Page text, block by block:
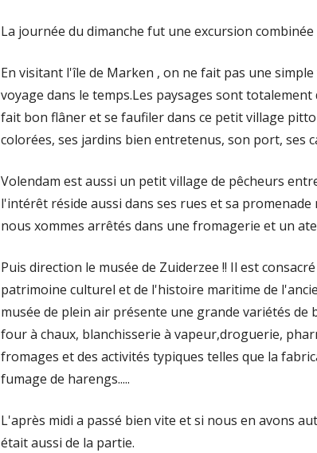
La journée du dimanche fut une excursion
En visitant l'île de Marken , on ne fait pas une
voyage dans le temps.Les paysages sont
fait bon flâner et se faufiler dans ce petit village
colorées, ses jardins bien entretenus, son port, ses
Volendam est aussi un petit village de pêcheurs
l'intérêt réside aussi dans ses rues et sa promenade
nous xommes arrêtés dans une fromagerie et un
Puis direction le musée de Zuiderzee !! Il est
patrimoine culturel et de l'histoire maritime de
musée de plein air présente une grande variétés de
four à chaux, blanchisserie à vapeur,droguerie,
fromages et des activités typiques telles que la
fumage de harengs.....
L'après midi a passé bien vite et si nous en avons
était aussi de la partie.